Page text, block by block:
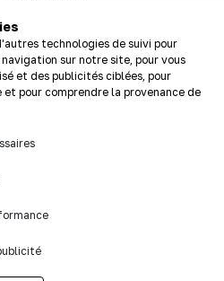
technologies de suivi pour
sur notre site, pour vous
et des publicités ciblées, pour
pour comprendre la provenance de